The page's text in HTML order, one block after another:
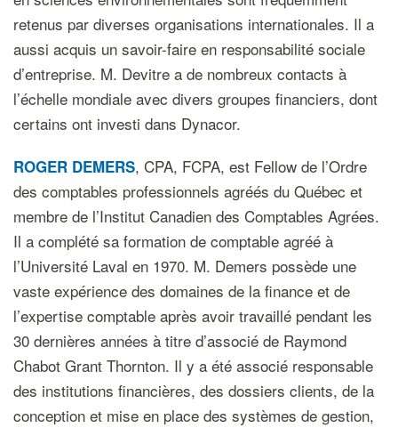
retenus par diverses organisations internationales. Il a
aussi acquis un savoir-faire en responsabilité sociale
d’entreprise. M. Devitre a de nombreux contacts à
l’échelle mondiale avec divers groupes financiers, dont
certains ont investi dans Dynacor.
ROGER DEMERS, CPA, FCPA, est Fellow de l’Ordre
des comptables professionnels agréés du Québec et
membre de l’Institut Canadien des Comptables Agrées.
Il a complété sa formation de comptable agréé à
l’Université Laval en 1970. M. Demers possède une
vaste expérience des domaines de la finance et de
l’expertise comptable après avoir travaillé pendant les
30 dernières années à titre d’associé de Raymond
Chabot Grant Thornton. Il y a été associé responsable
des institutions financières, des dossiers clients, de la
conception et mise en place des systèmes de gestion,